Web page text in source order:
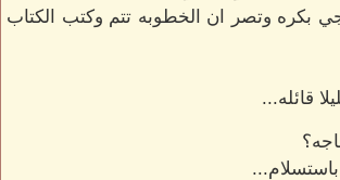
بكره وتصر ان الخطوبه تتم وكتب الكتاب
قائله...